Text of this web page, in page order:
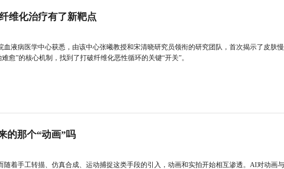
维化治疗有了新靶点
血液病医学中心获悉，由该中心张曦教授和宋清晓研究员领衔的研究团队，首次揭示了皮肤
愈”的核心机制，找到了打破纤维化恶性循环的关键“开关”。
的那个“动画”吗
随着手工转描、仿真合成、运动捕捉这类手段的引入，动画和实拍开始相互渗透。AI对动画